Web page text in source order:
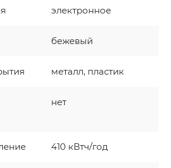
электронное
бежевый
металл, пластик
нет
410 кВтч/год